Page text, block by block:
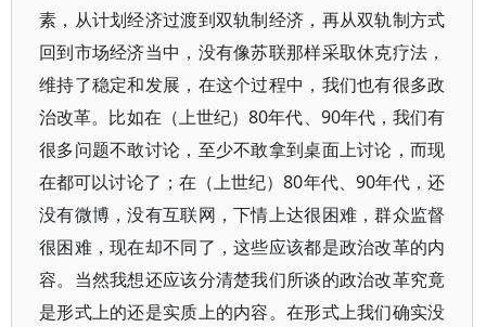
素，从计划经济过渡到双轨制经济，再从双轨制方式
回到市场经济当中，没有像苏联那样采取休克疗法，
维持了稳定和发展，在这个过程中，我们也有很多政
治改革。比如在（上世纪）80年代、90年代，我们有
很多问题不敢讨论，至少不敢拿到桌面上讨论，而现
在都可以讨论了；在（上世纪）80年代、90年代，还
没有微博，没有互联网，下情上达很困难，群众监督
很困难，现在却不同了，这些应该都是政治改革的内
容。当然我想还应该分清楚我们所谈的政治改革究竟
是形式上的还是实质上的内容。在形式上我们确实没